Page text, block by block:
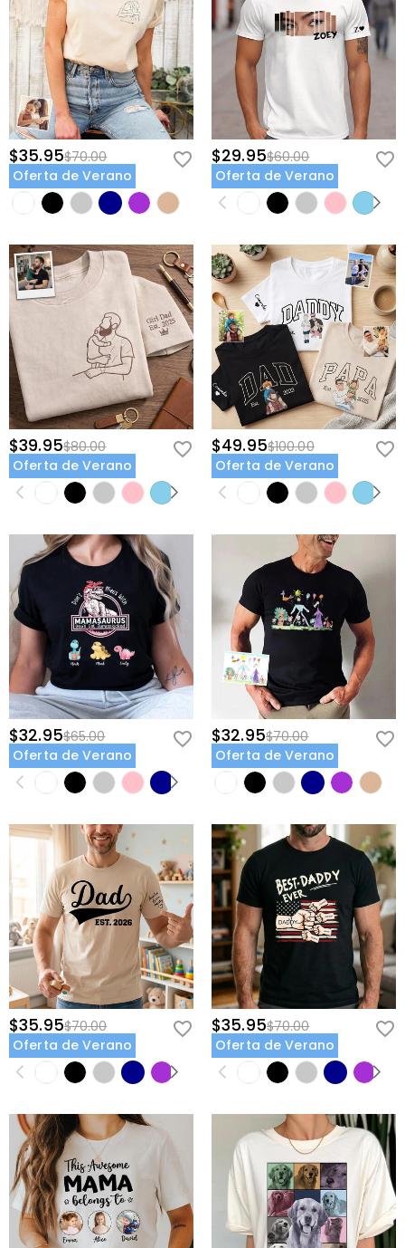
$35.95$70.00
Oferta de Verano
$29.95$60.00
Oferta de Verano
$39.95$80.00
Oferta de Verano
$49.95$100.00
Oferta de Verano
$32.95$65.00
Oferta de Verano
$32.95$70.00
Oferta de Verano
$35.95$70.00
Oferta de Verano
$35.95$70.00
Oferta de Verano